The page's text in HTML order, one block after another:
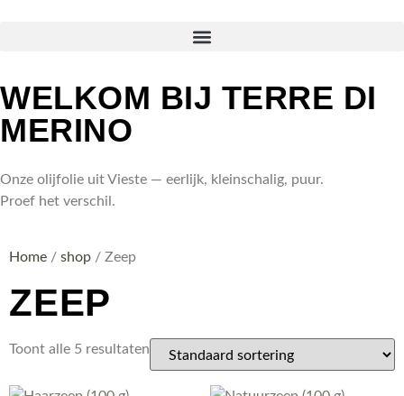
WELKOM BIJ TERRE DI
MERINO
Onze olijfolie uit Vieste — eerlijk, kleinschalig, puur.
Proef het verschil.
Home / shop / Zeep
ZEEP
Toont alle 5 resultaten